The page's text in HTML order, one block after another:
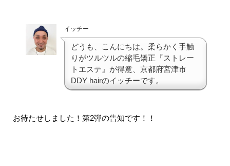
イッチー
どうも、こんにちは。柔らかく手触
りがツルツルの縮毛矯正『ストレー
トエステ』が得意、京都府宮津市
DDY hairのイッチーです。
お待たせしました！第2弾の告知です！！